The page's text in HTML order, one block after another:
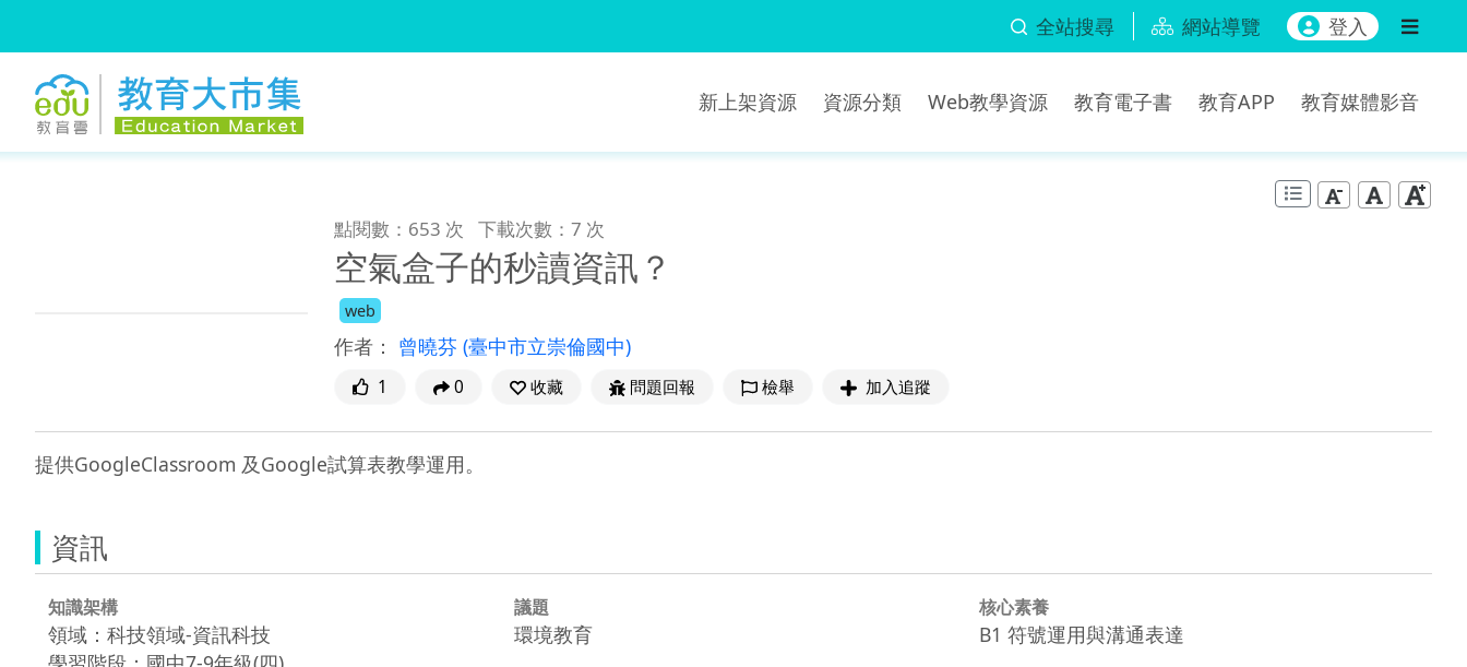
全站搜尋 網站導覽 登入
新上架資源 資源分類 Web教學資源 教育電子書 教育APP 教育媒體影音
點閱數：653 次 下載次數：7 次
空氣盒子的秒讀資訊？
web
作者： 曾曉芬 (臺中市立崇倫國中)
1 0 收藏 問題回報 檢舉 加入追蹤
提供GoogleClassroom 及Google試算表教學運用。
資訊
知識架構
領域：科技領域-資訊科技
議題
環境教育
核心素養
B1 符號運用與溝通表達